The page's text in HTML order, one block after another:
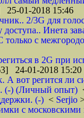
01-2018 15:46
2/3G для
доступа.. Инета
с
в 2G при
24-01-2018 15:20
А вот регится
(-) (Личный опыт)
(-) < Serjio
с